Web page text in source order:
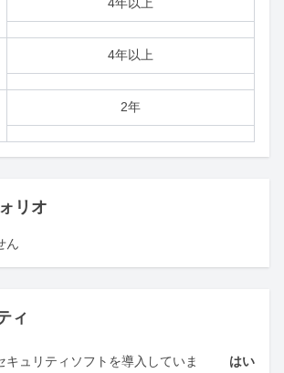
4年以上
2年
リオ
ん
ィ
キュリティソフトを導入していま
はい